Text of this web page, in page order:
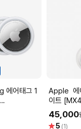
Apple 에어태그 루프 - 화
이트
45,000
별5 (1)